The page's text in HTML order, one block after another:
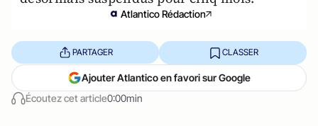
Atlantico Rédaction
Écoutez cet article0:00min
PARTAGER CLASSER
Ajouter Atlantico en favori sur Google